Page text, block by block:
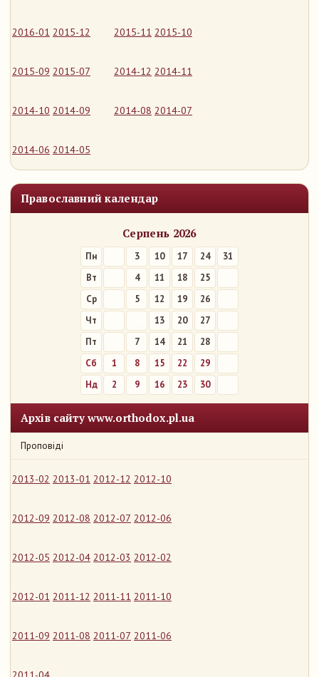
2016-01 2015-12 2015-11 2015-10
2015-09 2015-07 2014-12 2014-11
2014-10 2014-09 2014-08 2014-07
2014-06 2014-05
Православний календар
Серпень 2026
Пн 3 10 17 24
31
Вт
4 11 18
25
Ср
5 12 19
26
Чт
13 20
27
Пт
7 14 21
28
Сб
1 8 15 22
29
Нд
2 9 16 23 30
Архів сайту www.orthodox.pl.ua
Проповіді
2013-02 2013-01 2012-12 2012-10
2012-09 2012-08 2012-07 2012-06
2012-05 2012-04 2012-03 2012-02
2012-01 2011-12 2011-11 2011-10
2011-09 2011-08 2011-07 2011-06